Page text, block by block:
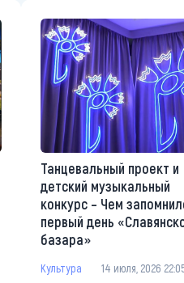
Танцевальный проект и
детский музыкальный
конкурс – Чем
первый день
базара»
Культура 14 июля, 2026